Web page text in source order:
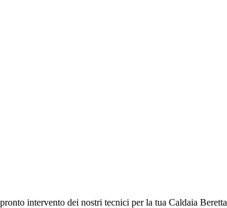
intervento dei nostri tecnici per la tua Caldaia Beretta